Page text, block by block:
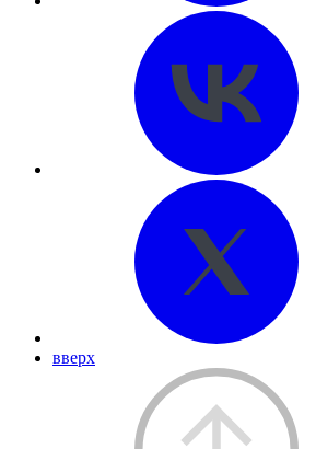
вверх